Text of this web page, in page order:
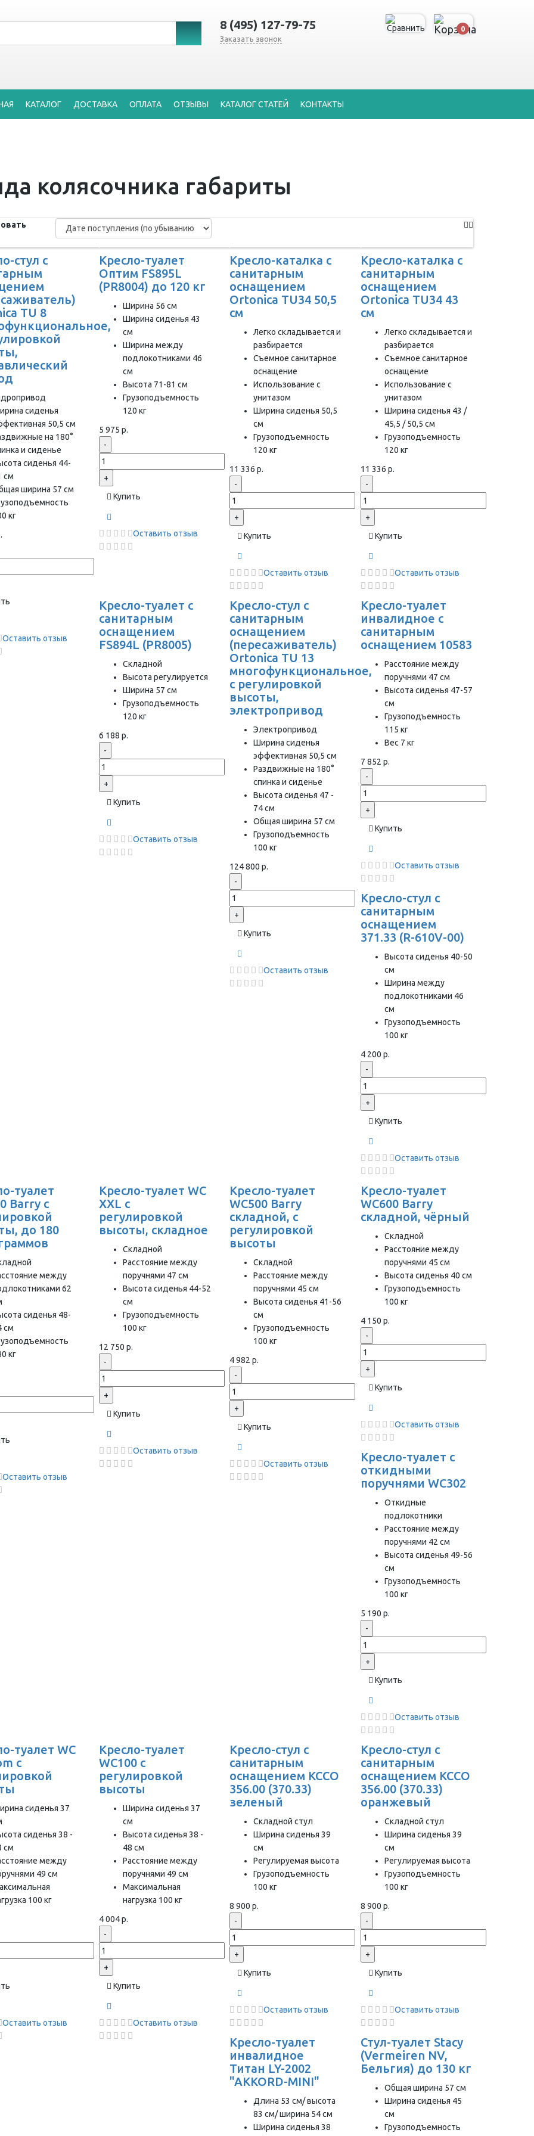
8 (495) 127-79-75
Заказать звонок
0
КАТАЛОГ ДОСТАВКА ОПЛАТА ОТЗЫВЫ КАТАЛОГ СТАТЕЙ КОНТАКТЫ
колясочника габариты
стул с
TU 8
сиденья
50,5 см
на 180°
и сиденье
сиденья 44-
см
ширина 57 см
кг
Оставить отзыв
Кресло-туалет
Оптим FS895L
(PR8004) до 120 кг
Ширина 56 см
Ширина сиденья 43
см
Ширина между
подлокотниками 46
см
Высота 71-81 см
Грузоподъемность
120 кг
5 975 р.
-
+
Купить
Оставить отзыв
Кресло-каталка с
санитарным
оснащением
Ortonica TU34 50,5
см
Легко складывается и
разбирается
Съемное санитарное
оснащение
Использование с
унитазом
Ширина сиденья 50,5
см
Грузоподъемность
120 кг
11 336 р.
-
+
Купить
Оставить отзыв
Кресло-каталка с
санитарным
оснащением
Ortonica TU34 43
см
Легко складывается и
разбирается
Съемное санитарное
оснащение
Использование с
унитазом
Ширина сиденья 43 /
45,5 / 50,5 см
Грузоподъемность
120 кг
11 336 р.
-
+
Купить
Оставить отзыв
Кресло-туалет с
санитарным
оснащением
FS894L (PR8005)
Складной
Высота регулируется
Ширина 57 см
Грузоподъемность
120 кг
6 188 р.
-
+
Купить
Оставить отзыв
Кресло-стул с
санитарным
оснащением
(пересаживатель)
Ortonica TU 13
многофункциональное,
с регулировкой
высоты,
электропривод
Электропривод
Ширина сиденья
эффективная 50,5 см
Раздвижные на 180°
спинка и сиденье
Высота сиденья 47 -
74 см
Общая ширина 57 см
Грузоподъемность
100 кг
124 800 р.
-
+
Купить
Оставить отзыв
Кресло-туалет
инвалидное с
санитарным
оснащением 10583
Расстояние между
поручнями 47 см
Высота сиденья 47-57
см
Грузоподъемность
115 кг
Вес 7 кг
7 852 р.
-
+
Купить
Оставить отзыв
Кресло-стул с
санитарным
оснащением
371.33 (R-610V-00)
Высота сиденья 40-50
см
Ширина между
подлокотниками 46
см
Грузоподъемность
100 кг
4 200 р.
-
+
Купить
Оставить отзыв
туалет
Barry с
до 180
между
62
сиденья 48-
см
кг
Оставить отзыв
Кресло-туалет WC
XXL с
регулировкой
высоты, складное
Складной
Расстояние между
поручнями 47 см
Высота сиденья 44-52
см
Грузоподъемность
100 кг
12 750 р.
-
+
Купить
Оставить отзыв
Кресло-туалет
WC500 Barry
складной, с
регулировкой
высоты
Складной
Расстояние между
поручнями 45 см
Высота сиденья 41-56
см
Грузоподъемность
100 кг
4 982 р.
-
+
Купить
Оставить отзыв
Кресло-туалет
WC600 Barry
складной, чёрный
Складной
Расстояние между
поручнями 45 см
Высота сиденья 40 см
Грузоподъемность
100 кг
4 150 р.
-
+
Купить
Оставить отзыв
Кресло-туалет с
откидными
поручнями WC302
Откидные
подлокотники
Расстояние между
поручнями 42 см
Высота сиденья 49-56
см
Грузоподъемность
100 кг
5 190 р.
-
+
Купить
Оставить отзыв
туалет WC
с
сиденья 37
сиденья 38 -
см
между
49 см
100 кг
Оставить отзыв
Кресло-туалет
WC100 с
регулировкой
высоты
Ширина сиденья 37
см
Высота сиденья 38 -
48 см
Расстояние между
поручнями 49 см
Максимальная
нагрузка 100 кг
4 004 р.
-
+
Купить
Оставить отзыв
Кресло-стул с
санитарным
оснащением КССО
356.00 (370.33)
зеленый
Складной стул
Ширина сиденья 39
см
Регулируемая высота
Грузоподъемность
100 кг
8 900 р.
-
+
Купить
Оставить отзыв
Кресло-стул с
санитарным
оснащением КССО
356.00 (370.33)
оранжевый
Складной стул
Ширина сиденья 39
см
Регулируемая высота
Грузоподъемность
100 кг
8 900 р.
-
+
Купить
Оставить отзыв
Кресло-туалет
инвалидное
Титан LY-2002
"AKKORD-MINI"
Длина 53 см/ высота
83 см/ ширина 54 см
Ширина сиденья 38
Стул-туалет Stacy
(Vermeiren NV,
Бельгия) до 130 кг
Общая ширина 57 см
Ширина сиденья 45
см
Грузоподъемность